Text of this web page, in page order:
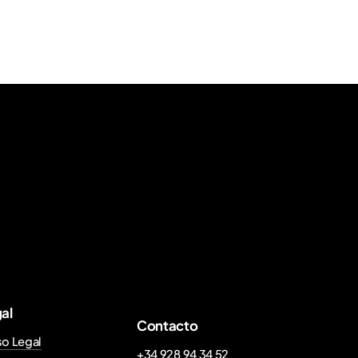
Legal
Contacto
+34 928 94 34 52